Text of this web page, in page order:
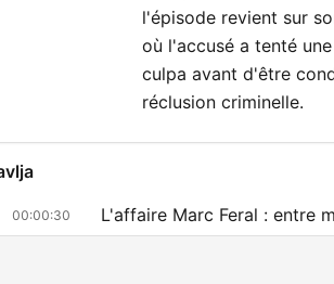
l'épisode revient sur
où l'accusé a tenté
culpa avant d'être
réclusion criminelle.
00:00:30 L'affaire Marc Feral : entre